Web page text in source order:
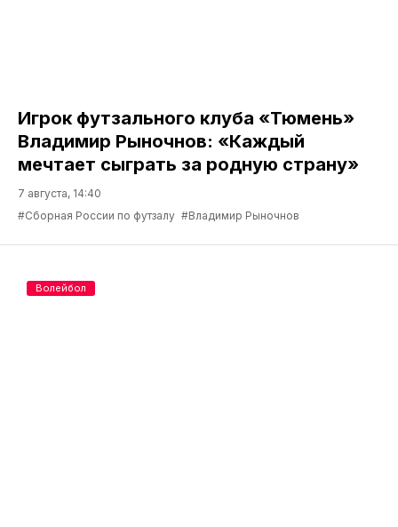
Игрок футзального клуба «Тюмень»
Владимир Рыночнов: «Каждый
мечтает сыграть за родную страну»
7 августа, 14:40
#Сборная России по футзалу #Владимир Рыночнов
Волейбол